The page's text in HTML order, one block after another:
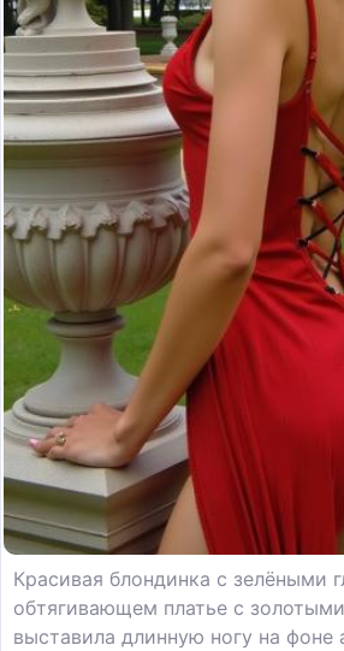
Красивая блондинка с зелёными
обтягивающем платье с
выставила длинную ногу на фоне